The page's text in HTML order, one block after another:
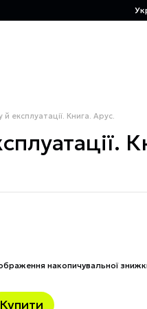
експлуатації. Книга. Арус.
накопичувальної
Купити